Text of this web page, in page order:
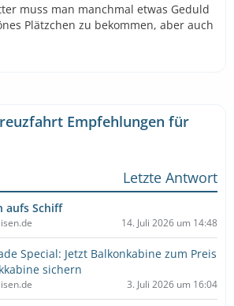
muss man manchmal etwas Geduld
Plätzchen zu bekommen, aber auch
Empfehlungen für
Letzte Antwort
aufs Schiff
14. Juli 2026 um 14:48
Special: Jetzt Balkonkabine zum Preis
sichern
3. Juli 2026 um 16:04